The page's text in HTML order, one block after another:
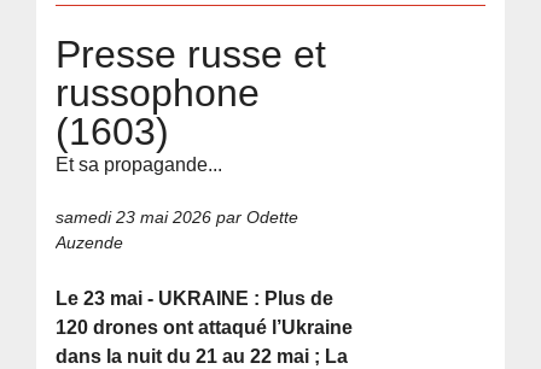
Presse russe et
russophone
(1603)
Et sa propagande...
samedi 23 mai 2026 par Odette
Auzende
Le 23 mai - UKRAINE : Plus de
120 drones ont attaqué l’Ukraine
dans la nuit du 21 au 22 mai ; La